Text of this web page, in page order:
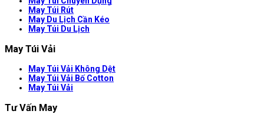
May Túi Rút
May Du Lịch Cần Kéo
May Túi Du Lịch
May Túi Vải
May Túi Vải Không Dệt
May Túi Vải Bố Cotton
May Túi Vải
Tư Vấn May